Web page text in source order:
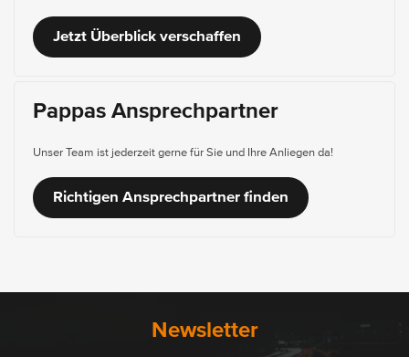
Jetzt Überblick verschaffen
Pappas Ansprechpartner
Unser Team ist jederzeit gerne für Sie und Ihre Anliegen da!
Richtigen Ansprechpartner finden
Newsletter